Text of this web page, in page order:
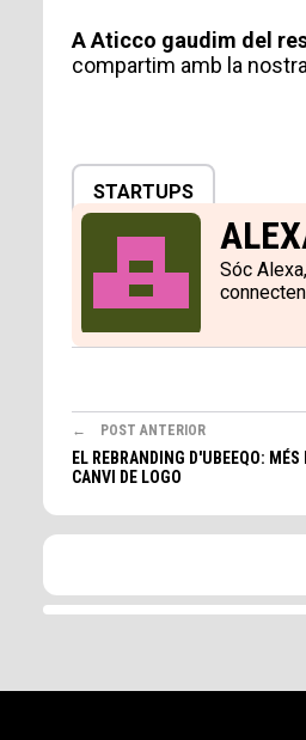
AAticco gaudim del
compartim amb la
STARTUPS
Sóc
POST ANTERIOR
EL REBRANDING D'UBEEQO: MÉS
CANVI DE LOGO
STARTUPS
Impacte Positiu
L'emprenedoria social ha